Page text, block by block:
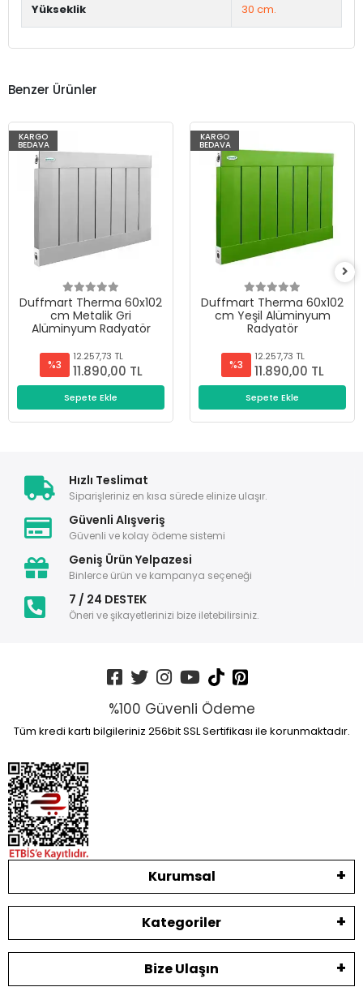
Yükseklik 30 cm.
Benzer Ürünler
KARGO
BEDAVA
Duffmart Therma 60x102
cm Metalik Gri
Alüminyum Radyatör
%3
12.257,73 TL
11.890,00 TL
Sepete Ekle
KARGO
BEDAVA
Duffmart Therma 60x102
cm Yeşil Alüminyum
Radyatör
%3
12.257,73 TL
11.890,00 TL
Sepete Ekle
Hızlı Teslimat
Siparişleriniz en kısa sürede elinize ulaşır.
Güvenli Alışveriş
Güvenli ve kolay ödeme sistemi
Geniş Ürün Yelpazesi
Binlerce ürün ve kampanya seçeneği
7 / 24 DESTEK
Öneri ve şikayetlerinizi bize iletebilirsiniz.
%100 Güvenli Ödeme
Tüm kredi kartı bilgileriniz 256bit SSL Sertifikası ile korunmaktadır.
Kurumsal
Kategoriler
Bize Ulaşın